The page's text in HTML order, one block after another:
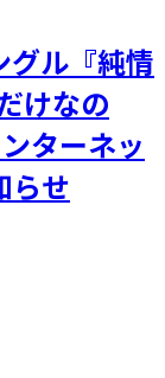
ル『純情
けなの
ターネッ
らせ